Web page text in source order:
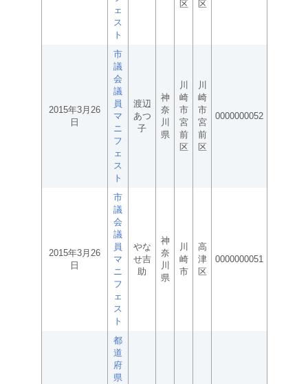
ェ
ス
ト
区
区
2015年3月26
日
市
議
会
議
員
マ
ニ
フ
ェ
ス
ト
渡辺
あつ
子
神
奈
川
県
川
崎
市
宮
前
区
川
崎
市
宮
前
区
0000000052
2015年3月26
日
市
議
会
議
員
マ
ニ
フ
ェ
ス
ト
やな
せ吉
助
神
奈
川
県
川
崎
市
高
津
区
0000000051
都
道
府
県